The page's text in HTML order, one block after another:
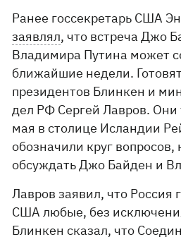
Ранее госсекретарь США
заявлял, что встреча Джо
Владимира Путина может
ближайшие недели.
президентов Блинкен и
дел РФ Сергей Лавров.
мая в столице Исландии
обозначили круг вопросов,
обсуждать Джо Байден и
Лавров заявил, что Россия
США любые, без
Блинкен сказал, что